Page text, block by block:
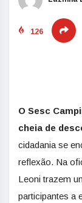
126
O Sesc
cheia de
cidadania se
reflexão. Na
Leoni trazem
participantes a